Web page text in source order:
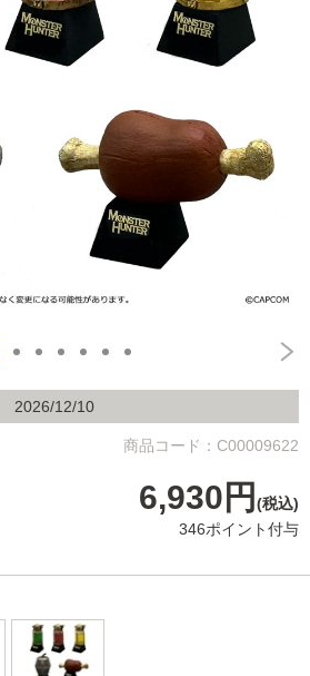
2026/12/10
商品コード：C00009622
6,930円 (税込)
346ポイント付与